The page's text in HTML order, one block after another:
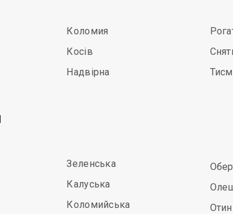
Коломия
Косів
Надвірна
Зеленська
Калуська
Коломийська